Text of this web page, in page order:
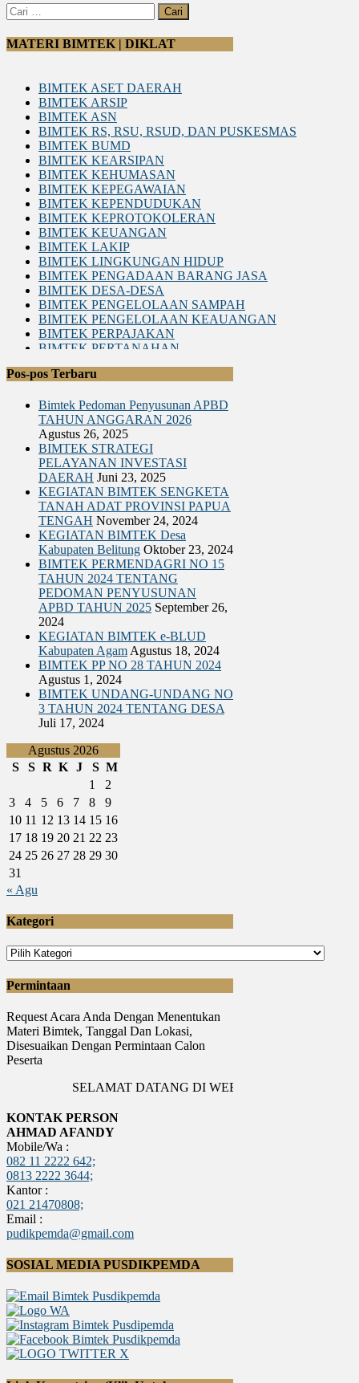
Cari
untuk:
MATERI BIMTEK | DIKLAT
BIMTEK ASET DAERAH
BIMTEK ARSIP
BIMTEK ASN
BIMTEK RS, RSU, RSUD, DAN PUSKESMAS
BIMTEK BUMD
BIMTEK KEARSIPAN
BIMTEK KEHUMASAN
BIMTEK KEPEGAWAIAN
BIMTEK KEPENDUDUKAN
BIMTEK KEPROTOKOLERAN
BIMTEK KEUANGAN
BIMTEK LAKIP
BIMTEK LINGKUNGAN HIDUP
BIMTEK PENGADAAN BARANG JASA
BIMTEK DESA-DESA
BIMTEK PENGELOLAAN SAMPAH
BIMTEK PENGELOLAAN KEAUANGAN
BIMTEK PERPAJAKAN
BIMTEK PERTANAHAN
BIMTEK RKPD
BIMTEK SATPOL PP
BIMTEK DPRD|SET. DPRD
BIMTEK SPM
BIMTEK SOP
BIMTEK KEPENDUDUKAN & CATATAN SIPIL
BIMTEK TATA RUANG
BIMTEK UMUM
Pos-pos Terbaru
Bimtek Pedoman Penyusunan APBD
TAHUN ANGGARAN 2026
Agustus 26, 2025
BIMTEK STRATEGI
PELAYANAN INVESTASI
DAERAH Juni 23, 2025
KEGIATAN BIMTEK SENGKETA
TANAH ADAT PROVINSI PAPUA
TENGAH November 24, 2024
KEGIATAN BIMTEK Desa
Kabupaten Belitung Oktober 23, 2024
BIMTEK PERMENDAGRI NO 15
TAHUN 2024 TENTANG
PEDOMAN PENYUSUNAN
APBD TAHUN 2025 September 26,
2024
KEGIATAN BIMTEK e-BLUD
Kabupaten Agam Agustus 18, 2024
BIMTEK PP NO 28 TAHUN 2024
Agustus 1, 2024
BIMTEK UNDANG-UNDANG NO
3 TAHUN 2024 TENTANG DESA
Juli 17, 2024
Agustus 2026
S
S R K J S M
1
2
3
4 5 6 7 8
9
10 11 12 13 14 15 16
17 18 19 20 21 22 23
24 25 26 27 28 29 30
31
« Agu
Kategori
Kategori
Permintaan
Request Acara Anda Dengan Menentukan
Materi Bimtek, Tanggal Dan Lokasi,
Disesuaikan Dengan Permintaan Calon
Peserta
SELAMAT DATANG DI WEBSITE PUSDIKPEMDA
KONTAK PERSON
AHMAD AFANDY
Mobile/Wa :
082 11 2222 642;
0813 2222 3644;
Kantor :
021 21470808;
Email :
pudikpemda@gmail.com
SOSIAL MEDIA PUSDIKPEMDA